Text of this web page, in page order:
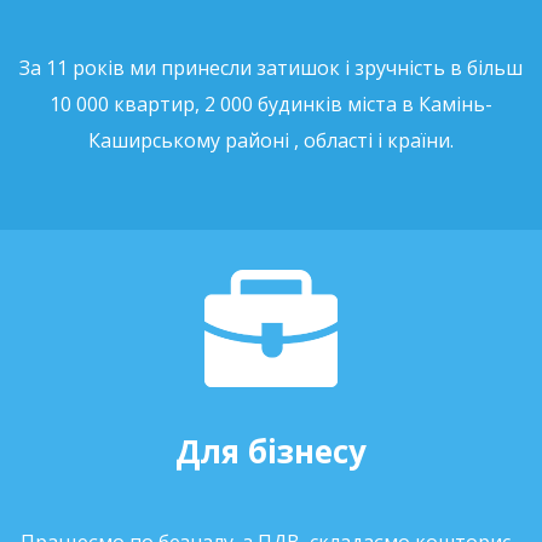
За 11 років ми принесли затишок і зручність в більш
10 000 квартир, 2 000 будинків міста в Камінь-
Каширському районі , області і країни.
Для бізнесу